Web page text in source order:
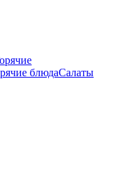
блюдаСалаты